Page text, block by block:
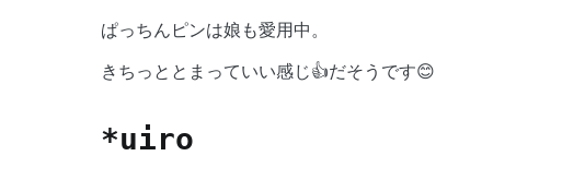
ぱっちんピンは娘も愛用中。
きちっととまっていい感じ👍だそうです😊
*uiro